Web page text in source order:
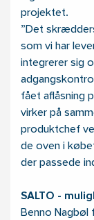
projektet.
”Det
som vi har
integrerer sig
fået aflåsning
virker på
produktchef
de oven i
der passede
SALTO -
Benno Nagbøl